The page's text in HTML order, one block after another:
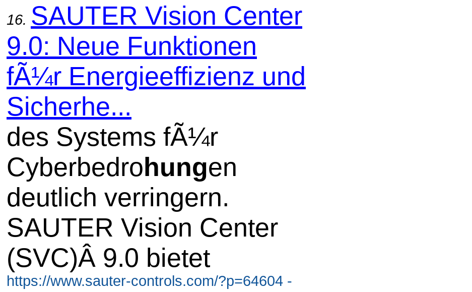
16. SAUTER Vision Center
9.0: Neue Funktionen
fÃ¼r Energieeffizienz und
Sicherhe...
des Systems fÃ¼r
Cyberbedrohungen
deutlich verringern.
SAUTER Vision Center
(SVC)Â 9.0 bietet
https://www.sauter-controls.com/?p=64604 -